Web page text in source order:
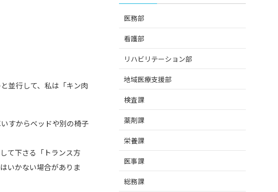
並行して、私は「キン肉
すからベッドや別の椅子
て下さる「トランス方
いかない場合がありま
医務部
看護部
リハビリテーション部
地域医療支援部
検査課
薬剤課
栄養課
医事課
総務課